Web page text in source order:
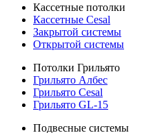
Кассетные потолки
Кассетные Cesal
Закрытой системы
Открытой системы
Потолки Грильято
Грильято Албес
Грильято Cesal
Грильято GL-15
Подвесные системы